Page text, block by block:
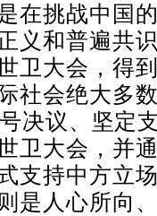
在挑战中国
义和普遍共
卫大会，得
社会绝大多
决议、坚定
卫大会，并
支持中方立
是人心所向